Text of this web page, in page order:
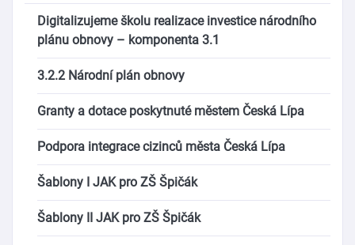
Digitalizujeme školu realizace investice národního
plánu obnovy – komponenta 3.1
3.2.2 Národní plán obnovy
Granty a dotace poskytnuté městem Česká Lípa
Podpora integrace cizinců města Česká Lípa
Šablony I JAK pro ZŠ Špičák
Šablony II JAK pro ZŠ Špičák